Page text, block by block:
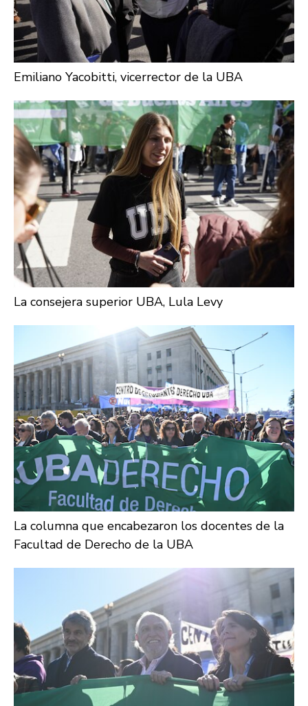
Emiliano Yacobitti, vicerrector de la UBA
La consejera superior UBA, Lula Levy
La columna que encabezaron los docentes de la
Facultad de Derecho de la UBA